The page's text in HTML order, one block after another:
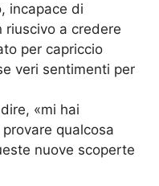
incapace di
riuscivo a credere
per capriccio
veri sentimenti per
«mi hai
qualcosa
nuove scoperte